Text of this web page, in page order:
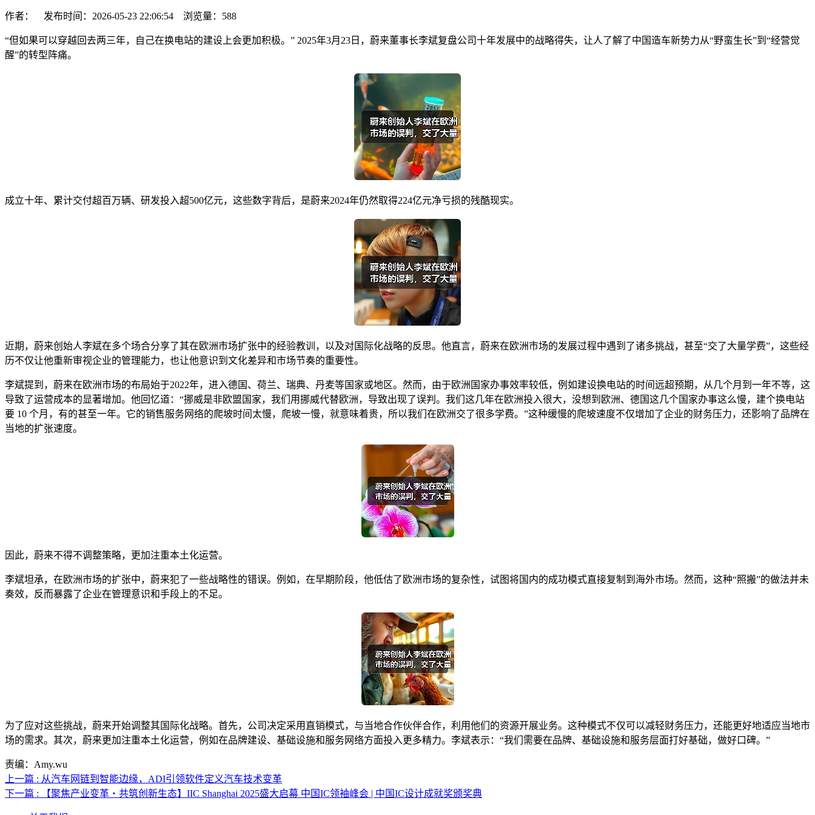
作者： 发布时间：2026-05-23 22:06:54 浏览量： 588
“但如果可以穿越回去两三年，自己在换电站的建设上会更加积极。” 2025年3月23日，蔚来董事长李斌复盘公司十年发展中的战略得失，让人了解了中国造车新势力从“野蛮生长”到“经营觉
醒”的转型阵痛。
成立十年、累计交付超百万辆、研发投入超500亿元，这些数字背后，是蔚来2024年仍然取得224亿元净亏损的残酷现实。
近期，蔚来创始人李斌在多个场合分享了其在欧洲市场扩张中的经验教训，以及对国际化战略的反思。他直言，蔚来在欧洲市场的发展过程中遇到了诸多挑战，甚至“交了大量学费”，这些经
历不仅让他重新审视企业的管理能力，也让他意识到文化差异和市场节奏的重要性。
李斌提到，蔚来在欧洲市场的布局始于2022年，进入德国、荷兰、瑞典、丹麦等国家或地区。然而，由于欧洲国家办事效率较低，例如建设换电站的时间远超预期，从几个月到一年不等，这
导致了运营成本的显著增加。他回忆道：“挪威是非欧盟国家，我们用挪威代替欧洲，导致出现了误判。我们这几年在欧洲投入很大，没想到欧洲、德国这几个国家办事这么慢，建个换电站
要 10 个月，有的甚至一年。它的销售服务网络的爬坡时间太慢，爬坡一慢，就意味着贵，所以我们在欧洲交了很多学费。”这种缓慢的爬坡速度不仅增加了企业的财务压力，还影响了品牌在
当地的扩张速度。
因此，蔚来不得不调整策略，更加注重本土化运营。
李斌坦承，在欧洲市场的扩张中，蔚来犯了一些战略性的错误。例如，在早期阶段，他低估了欧洲市场的复杂性，试图将国内的成功模式直接复制到海外市场。然而，这种“照搬”的做法并未
奏效，反而暴露了企业在管理意识和手段上的不足。
为了应对这些挑战，蔚来开始调整其国际化战略。首先，公司决定采用直销模式，与当地合作伙伴合作，利用他们的资源开展业务。这种模式不仅可以减轻财务压力，还能更好地适应当地市
场的需求。其次，蔚来更加注重本土化运营，例如在品牌建设、基础设施和服务网络方面投入更多精力。李斌表示：“我们需要在品牌、基础设施和服务层面打好基础，做好口碑。”
责编：Amy.wu
上一篇 : 从汽车网链到智能边缘，ADI引领软件定义汽车技术变革
下一篇 : 【聚焦产业变革・共筑创新生态】IIC Shanghai 2025盛大启幕 中国IC领袖峰会 | 中国IC设计成就奖颁奖典